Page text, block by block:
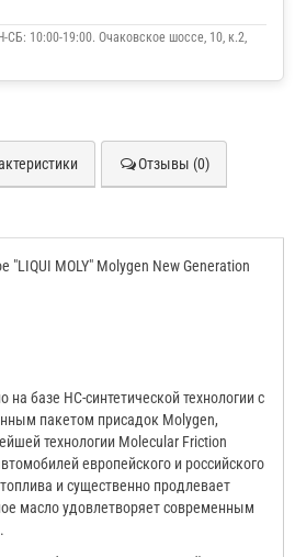
СБ: 10:00-19:00. Очаковское шоссе, 10, к.2,
Отзывы (0)
"LIQUI MOLY" Molygen New Generation
на базе HC-синтетической технологии с
пакетом присадок Molygen,
технологии Molecular Friction
европейского и российского
и существенно продлевает
масло удовлетворяет современным